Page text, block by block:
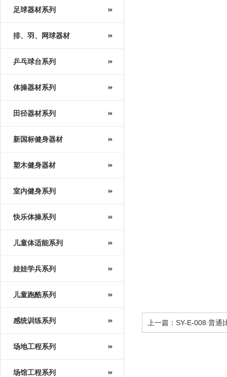
足球器材系列
排、羽、网球器材
乒乓球台系列
体操器材系列
田径器材系列
新国标健身器材
塑木健身器材
室内健身系列
快乐体操系列
儿童体适能系列
娃娃学兵系列
儿童跑酷系列
感统训练系列
场地工程系列
场馆工程系列
上一篇：SY-E-008 普通